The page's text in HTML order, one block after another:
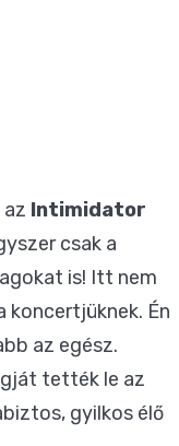
Intimidator
csak a
is! Itt nem
koncertjüknek. Én
az egész.
tették le az
gyilkos élő